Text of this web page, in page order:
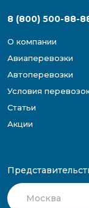
8 (800) 500-88-
О компании
Авиаперевозки
Автоперевозки
Условия
Статьи
Акции